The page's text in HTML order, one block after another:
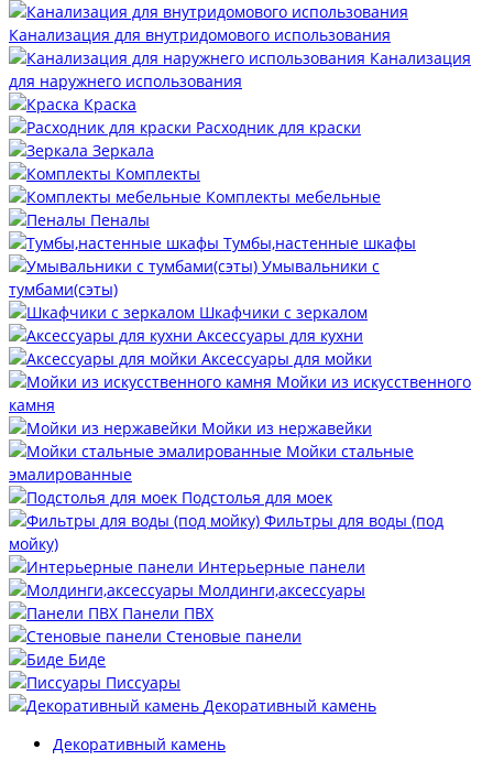
Канализация для внутридомового использования
Канализация
для наружнего использования
Краска
Расходник для краски
Зеркала
Комплекты
Комплекты мебельные
Пеналы
Тумбы,настенные шкафы
Умывальники с
тумбами(сэты)
Шкафчики с зеркалом
Аксессуары для кухни
Аксессуары для мойки
Мойки из искусственного
камня
Мойки из нержавейки
Мойки стальные
эмалированные
Подстолья для моек
Фильтры для воды (под
мойку)
Интерьерные панели
Молдинги,аксессуары
Панели ПВХ
Стеновые панели
Биде
Писсуары
Декоративный камень
Декоративный камень